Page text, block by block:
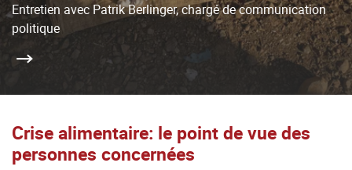
Entretien avec Patrik Berlinger, chargé de communication
politique
Crise alimentaire: le point de vue des
personnes concernées